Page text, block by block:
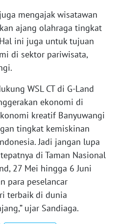
mengajak wisatawan
ajang olahraga tingkat
ini juga untuk tujuan
di sektor pariwisata,
WSL CT di G-Land
ekonomi di
kreatif Banyuwangi
tingkat kemiskinan
Jadi jangan lupa
di Taman Nasional
27 Mei hingga 6 Juni
para peselancar
terbaik di dunia
ujar Sandiaga.